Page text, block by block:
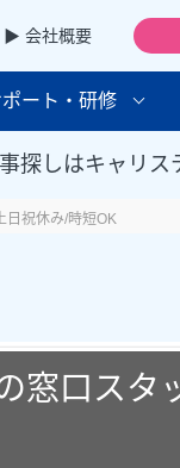
▶ 会社概要
ート・研修
探しはキャリス
日祝休み/時短OK
窓口スタ